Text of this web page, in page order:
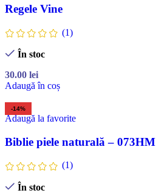
Regele Vine
(1)
În stoc
30.00 lei
Adaugă în coș
-14%
Adaugă la favorite
Biblie piele naturală – 073HM
(1)
În stoc